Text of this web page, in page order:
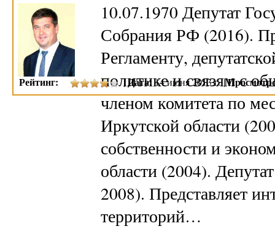
10.07.1970 Депутат
Собрания РФ (2016).
Регламенту,
политике и связям с
членом комитета по
Иркутской области
собственности и
области (2004).
2008). Представляет
территорий…
Рейтинг: |Дата:14 июня 2013 г. |